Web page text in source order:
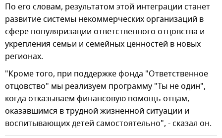
По его словам, результатом этой интеграции станет
развитие системы некоммерческих организаций в
сфере популяризации ответственного отцовства и
укрепления семьи и семейных ценностей в новых
регионах.
"Кроме того, при поддержке фонда "Ответственное
отцовство" мы реализуем программу "Ты не один",
когда отказываем финансовую помощь отцам,
оказавшимся в трудной жизненной ситуации и
воспитывающих детей самостоятельно", - сказал он.